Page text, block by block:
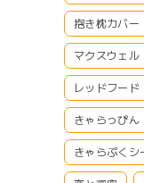
抱き枕カバー
マクスウェル
レッドフード
きゃらっぴん
きゃらぷくシ